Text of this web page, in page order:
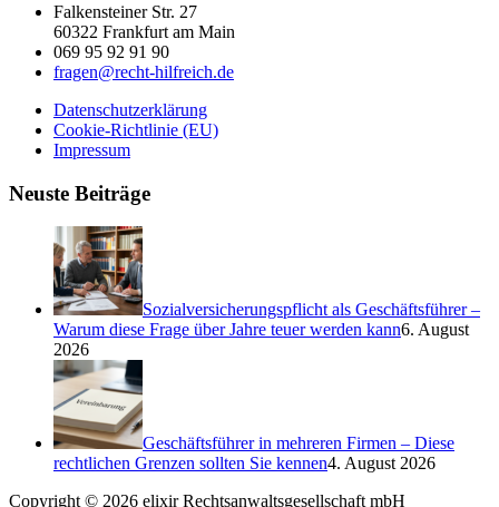
Falkensteiner Str. 27
60322 Frankfurt am Main
069 95 92 91 90
fragen@recht-hilfreich.de
Datenschutzerklärung
Cookie-Richtlinie (EU)
Impressum
Neuste Beiträge
Sozialversicherungspflicht als Geschäftsführer –
Warum diese Frage über Jahre teuer werden kann6. August
2026
Geschäftsführer in mehreren Firmen – Diese
rechtlichen Grenzen sollten Sie kennen4. August 2026
Copyright © 2026 elixir Rechtsanwaltsgesellschaft mbH